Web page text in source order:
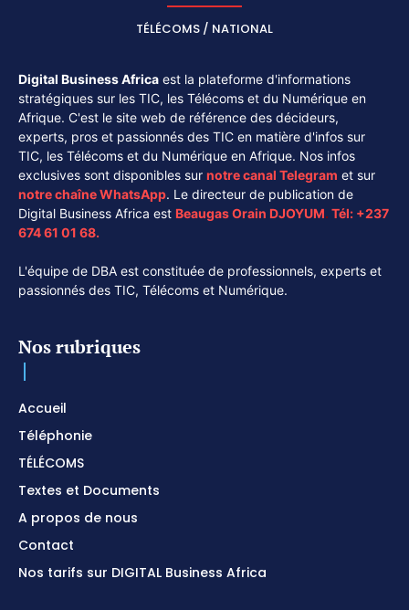
TÉLÉCOMS / NATIONAL
Digital Business Africa est la plateforme d'informations
stratégiques sur les TIC, les Télécoms et du Numérique en
Afrique. C'est le site web de référence des décideurs,
experts, pros et passionnés des TIC en matière d'infos sur
TIC, les Télécoms et du Numérique en Afrique. Nos infos
exclusives sont disponibles sur notre canal Telegram et sur
notre chaîneWhatsApp. Le directeur de publication de
Digital Business Africa est Beaugas Orain DJOYUM. Tél: +237
674 61 01 68.
L'équipe de DBA est constituée de professionnels, experts et
passionnés des TIC, Télécoms et Numérique.
Nos rubriques
Accueil
Téléphonie
TÉLÉCOMS
Textes et Documents
A propos de nous
Contact
Nos tarifs sur DIGITAL Business Africa